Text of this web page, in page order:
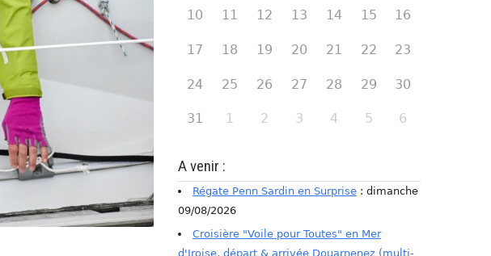
10 11 12 13 14 15 16
17 18 19 20 21 22 23
24 25 26 27 28 29 30
31 1 2 3 4 5 6
A venir :
Régate Penn Sardin en Surprise : dimanche
09/08/2026
Croisière "Voile pour Toutes" en Mer
d'Iroise, départ & arrivée Douarnenez (multi-